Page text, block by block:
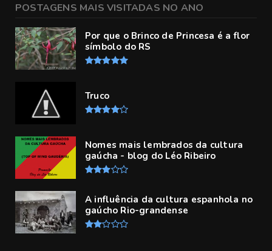
POSTAGENS MAIS VISITADAS NO ANO
Por que o Brinco de Princesa é a flor
símbolo do RS
Truco
Nomes mais lembrados da cultura
gaúcha - blog do Léo Ribeiro
A influência da cultura espanhola no
gaúcho Rio-grandense